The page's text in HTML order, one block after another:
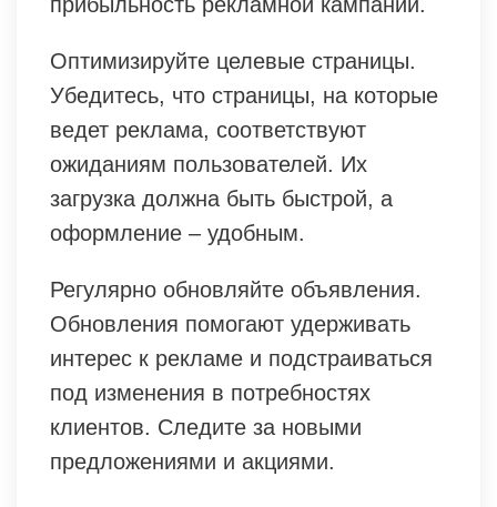
Оптимизируйте целевые страницы.
Убедитесь, что страницы, на которые
ведет реклама, соответствуют
ожиданиям пользователей. Их
загрузка должна быть быстрой, а
оформление – удобным.
Регулярно обновляйте объявления.
Обновления помогают удерживать
интерес к рекламе и подстраиваться
под изменения в потребностях
клиентов. Следите за новыми
предложениями и акциями.